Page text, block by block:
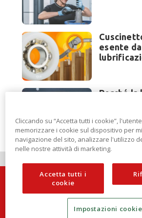
esente da
Perché la
Cliccando su “Accetta tutti i cookie”,
memorizzare i cookie sul dispositivo per
navigazione del sito, analizzare l'utilizzo
nelle nostre attività di marketing.
Accetta tutti i
cookie
Impostazioni cookie